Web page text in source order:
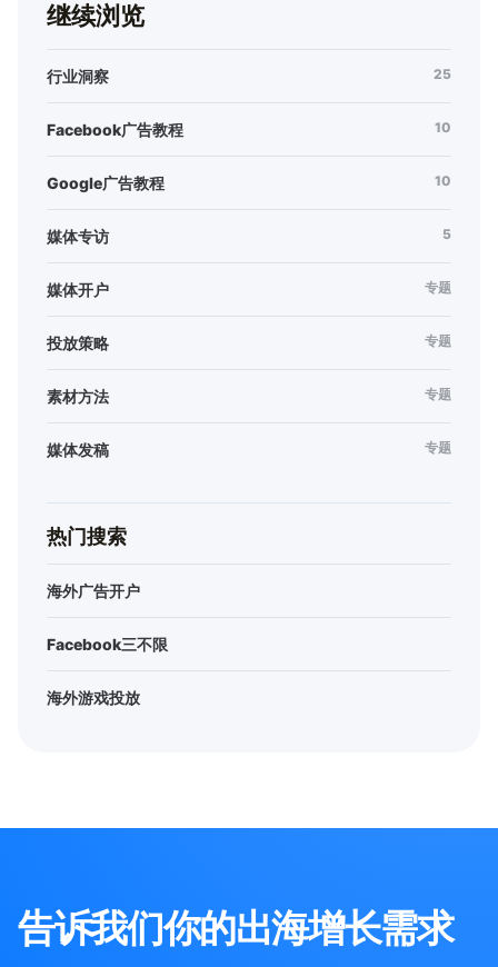
继续浏览
行业洞察 25
Facebook广告教程 10
Google广告教程 10
媒体专访 5
媒体开户 专题
投放策略 专题
素材方法 专题
媒体发稿 专题
热门搜索
海外广告开户
Facebook三不限
海外游戏投放
告诉我们你的出海增长需求